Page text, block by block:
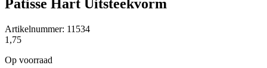
Patisse Hart Uitsteekvorm
Artikelnummer: 11534
1,75
Op voorraad